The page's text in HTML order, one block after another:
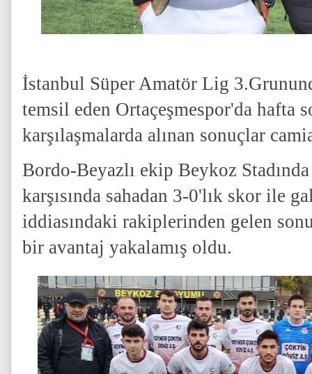
İstanbul Süper Amatör Lig
temsil eden Ortaçeşmespor'da hafta
karşılaşmalarda alınan sonuçlar
Bordo-Beyazlı ekip Beykoz
karşısında sahadan 3-0'lık skor ile
iddiasındaki rakiplerinden gelen
bir avantaj yakalamış oldu.